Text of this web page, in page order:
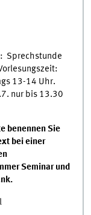
Sprechstunde
13-14 Uhr.
nur bis 13.30
benennen Sie
bei einer
Seminar und